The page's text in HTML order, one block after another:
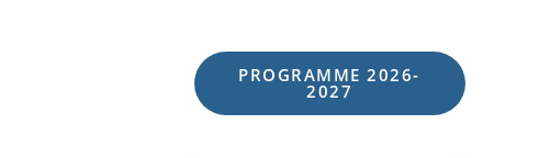
PROGRAMME 2026-
2027